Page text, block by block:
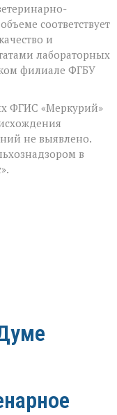
соответствует
и
лабораторных
филиале ФГБУ
ФГИС «Меркурий»
не выявлено.
в